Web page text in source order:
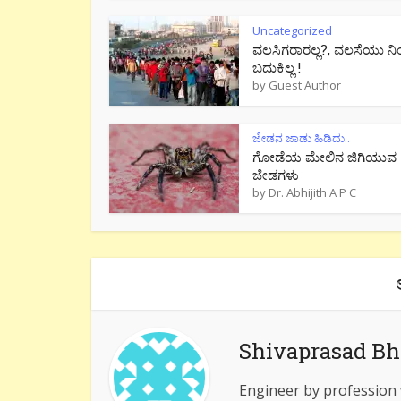
Uncategorized
ವಲಸಿಗರಾರಲ್ಲ?, ವಲಸೆಯು
ಬದುಕಿಲ್ಲ !
by Guest Author
ಜೇಡನ ಜಾಡು ಹಿಡಿದು..
ಗೋಡೆಯ ಮೇಲಿನ ಜಿಗಿಯುವ
ಜೇಡಗಳು
by Dr. Abhijith A P C
Shivaprasad
Engineer by